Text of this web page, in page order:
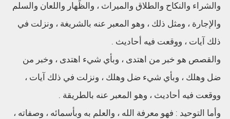
والشراء والنكاح والطلاق والميراث ، والظِّهار واللعان والسلم
والإجارة ، ومثل ذلك ، وهو المعبر عنه بالشريغة ، ونزلت في
ذلك آيات ، ووقعت فيه أحاديث .
والقصص هو خبر من اهتدى ، وبأي شيء اهتدى ، وخبر من
ضل وهلك ، وبأي شيء ضل وهلك ، ونزلت في ذلك آيات ،
ووقعت فيه أحاديث ، وهو المعبر عنه بالطريقة .
وأما التوحيد : فهو معرفة الله ، والعلم به وبأسمائه ، وصفاته ،